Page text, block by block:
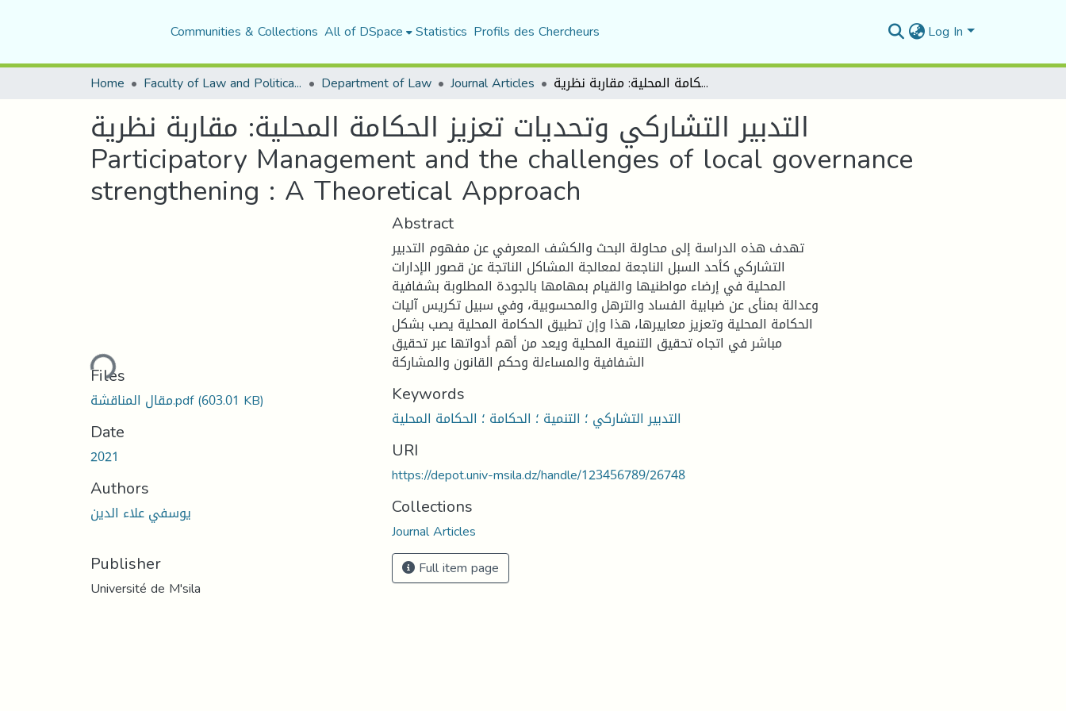
Communities & Collections All of DSpace Statistics Profils des Chercheurs Log In
Home Faculty of Law and Political Science Department of Law Journal Articles التدبير التشاركي وتحديات تعزيز الحكامة المحلية: مقاربة نظرية Participatory Management and the challenges of local governance strengthening : A Theoretical Approach
التدبير التشاركي وتحديات تعزيز الحكامة المحلية: مقاربة نظرية
Participatory Management and the challenges of local governance
strengthening : A Theoretical Approach
Loading...
Files
مقال المناقشة.pdf(603.01 KB)
Date
2021
Authors
يوسفي علاء الدين
Publisher
Université de M'sila
Abstract
تهدف هذه الدراسة إلى محاولة البحث والكشف المعرفي عن مفهوم التدبير
التشاركي كأحد السبل الناجعة لمعالجة المشاكل الناتجة عن قصور الإدارات
المحلية في إرضاء مواطنيها والقيام بمهامها بالجودة المطلوبة بشفافية
وعدالة بمنأى عن ضبابية الفساد والترهل والمحسوبية، وفي سبيل تكريس آليات
الحكامة المحلية وتعزيز معاييرها، هذا وإن تطبيق الحكامة المحلية يصب بشكل
مباشر في اتجاه تحقيق التنمية المحلية ويعد من أهم أدواتها عبر تحقيق
الشفافية والمساءلة وحكم القانون والمشاركة
Keywords
التدبير التشاركي ؛ التنمية ؛ الحكامة ؛ الحكامة المحلية
URI
https://depot.univ-msila.dz/handle/123456789/26748
Collections
Journal Articles
Full item page